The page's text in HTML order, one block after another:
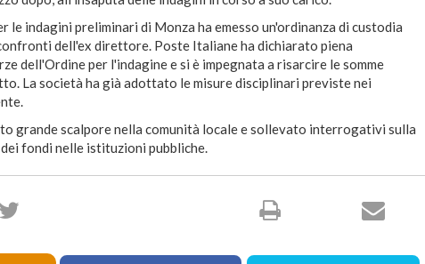
le indagini preliminari di Monza ha emesso un'ordinanza di custodia
dell'ex direttore. Poste Italiane ha dichiarato piena
dell'Ordine per l'indagine e si è impegnata a risarcire le somme
La società ha già adottato le misure disciplinari previste nei
grande scalpore nella comunità locale e sollevato interrogativi sulla
fondi nelle istituzioni pubbliche.